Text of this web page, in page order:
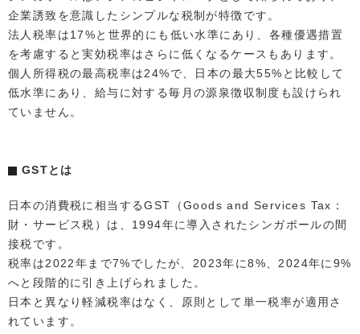
企業誘致を意識したシンプルな税制が特徴です。
法人税率は17%と世界的にも低い水準にあり、各種優遇措置
を考慮すると実効税率はさらに低くなるケースもあります。
個人所得税の最高税率は24%で、日本の最大55%と比較して
低水準にあり、給与に対する毎月の源泉徴収制度も設けられ
ていません。
GSTとは
日本の消費税に相当するGST（Goods and Services Tax：
財・サービス税）は、1994年に導入されたシンガポールの間
接税です。
税率は2022年まで7%でしたが、2023年に8%、2024年に9%
へと段階的に引き上げられました。
日本と異なり軽減税率はなく、原則として単一税率が適用さ
れています。